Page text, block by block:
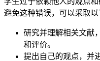
避免这种错误，可以采取以
研究并理解相关文献
和评价。
提出自己的观点，并